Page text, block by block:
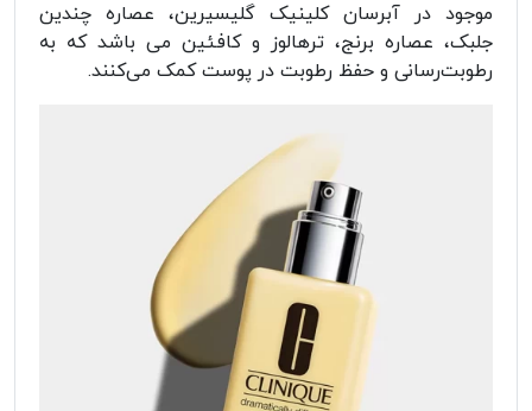
موجود در آبرسان کلینیک گلیسیرین، عصاره چندین
جلبک، عصاره برنج، ترهالوز و کافئین می باشد که به
رطوبت‌رسانی و حفظ رطوبت در پوست کمک می‌کنند.